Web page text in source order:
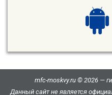
mfc-moskvy.ru © 2026 —
Данный сайт не является